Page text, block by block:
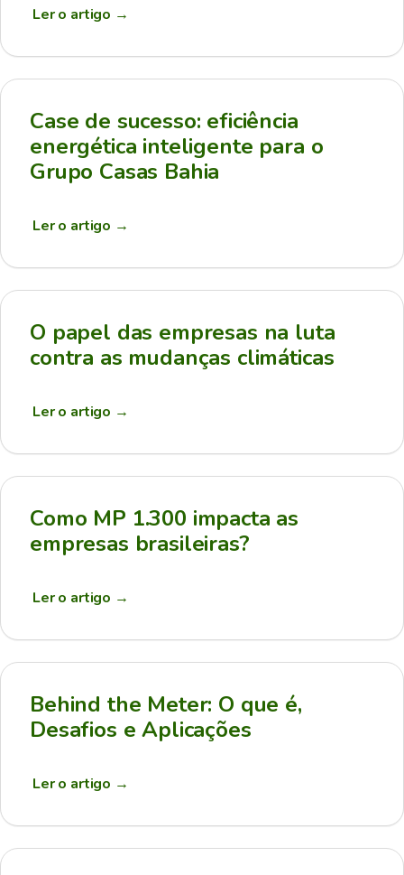
Ler o artigo →
Case de sucesso: eficiência
energética inteligente para o
Grupo Casas Bahia
Ler o artigo →
O papel das empresas na luta
contra as mudanças climáticas
Ler o artigo →
Como MP 1.300 impacta as
empresas brasileiras?
Ler o artigo →
Behind the Meter: O que é,
Desafios e Aplicações
Ler o artigo →